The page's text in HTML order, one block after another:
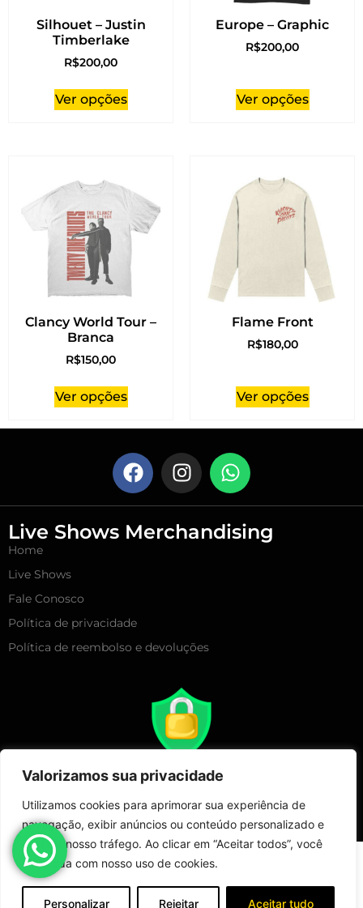
Valorizamos sua privacidade
Utilizamos cookies para aprimorar sua experiência de
navegação, exibir anúncios ou conteúdo personalizado e
analisar nosso tráfego. Ao clicar em “Aceitar todos”, você
concorda com nosso uso de cookies.
Personalizar Rejeitar Aceitar tudo
Silhouet – Justin
Timberlake
R$200,00
Ver opções
Europe – Graphic
R$200,00
Ver opções
Clancy World Tour –
Branca
R$150,00
Ver opções
Flame Front
R$180,00
Ver opções
Live Shows Merchandising
Home
Live Shows
Fale Conosco
Política de privacidade
Política de reembolso e devoluções
Copyright 2025 – Live Show Merchandising | Todos Direitos
Loja Minha conta Fale Conosco